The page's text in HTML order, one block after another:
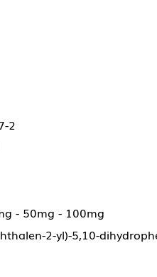
2
- 50mg - 100mg
2-yl)-5,10-